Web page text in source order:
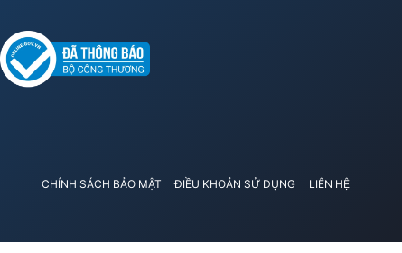
CHÍNH SÁCH BẢO MẬT ĐIỀU KHOẢN SỬ DỤNG LIÊN HỆ